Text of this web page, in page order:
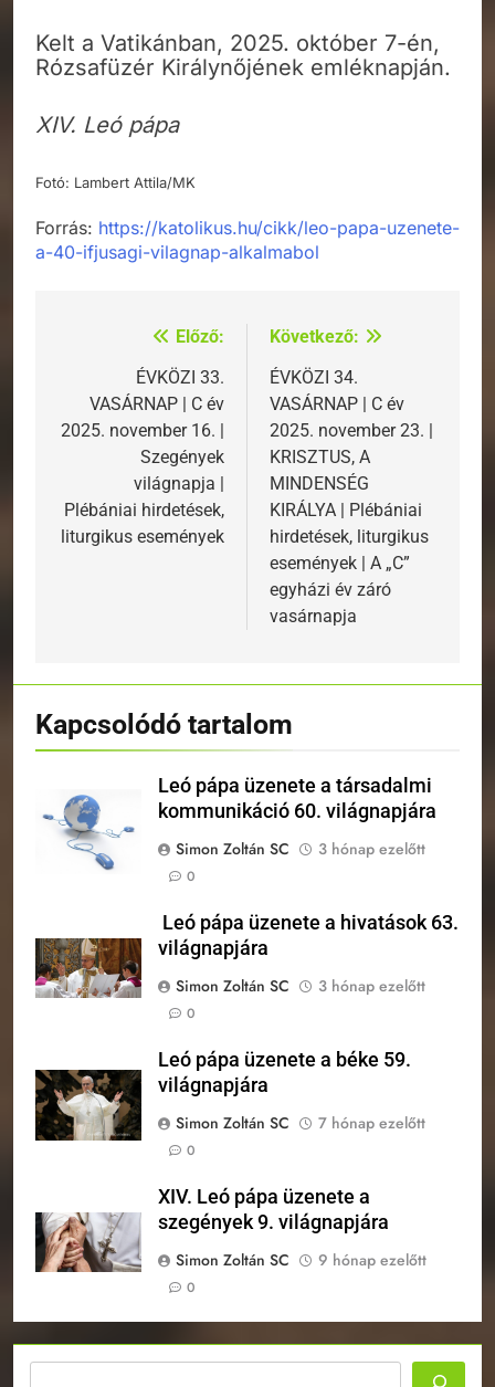
Kelt a Vatikánban, 2025. október 7-én,
Rózsafüzér Királynőjének emléknapján.
XIV. Leó pápa
Fotó: Lambert Attila/MK
Forrás: https://katolikus.hu/cikk/leo-papa-uzenete-
a-40-ifjusagi-vilagnap-alkalmabol
Bejegyzés
navigáció
Előző:
ÉVKÖZI 33.
VASÁRNAP | C év
2025. november 16. |
Szegények
világnapja |
Plébániai hirdetések,
liturgikus események
Következő:
ÉVKÖZI 34.
VASÁRNAP | C év
2025. november 23. |
KRISZTUS, A
MINDENSÉG
KIRÁLYA | Plébániai
hirdetések, liturgikus
események | A „C”
egyházi év záró
vasárnapja
Kapcsolódó tartalom
Leó pápa üzenete a társadalmi
kommunikáció 60. világnapjára
Simon Zoltán SC
3 hónap ezelőtt
0
Leó pápa üzenete a hivatások 63.
világnapjára
Simon Zoltán SC
3 hónap ezelőtt
0
Leó pápa üzenete a béke 59.
világnapjára
Simon Zoltán SC
7 hónap ezelőtt
0
XIV. Leó pápa üzenete a
szegények 9. világnapjára
Simon Zoltán SC
9 hónap ezelőtt
0